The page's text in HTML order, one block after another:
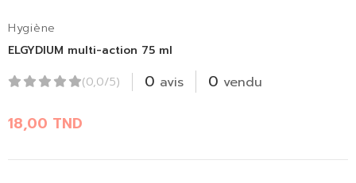
Hygiène
ELGYDIUM multi-action 75 ml
(0,0/5)
0 avis 0 vendu
18,00 TND